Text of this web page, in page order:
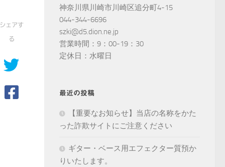
シェアす
る
神奈川県川崎市川崎区追分町4-15
044-344-6696
szki@d5.dion.ne.jp
営業時間：9：00-19：30
定休日：水曜日
最近の投稿
【重要なお知らせ】当店の名称をかた
った詐欺サイトにご注意ください
ギター・ベース用エフェクター質預か
りいたします。